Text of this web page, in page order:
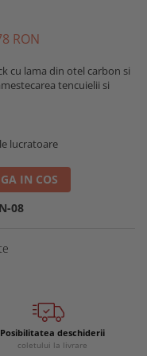
RON
cu lama din otel carbon si
tencuielii si
lucratoare
IN COS
08
Posibilitatea deschiderii
coletului la livrare